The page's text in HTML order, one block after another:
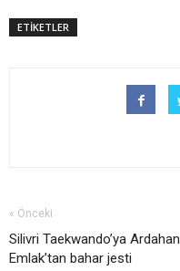
ETİKETLER
« Önceki
Silivri Taekwando’ya Ardahan
Emlak’tan bahar jesti